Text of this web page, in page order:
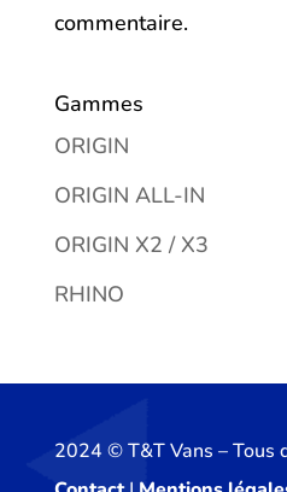
commentaire.
Gammes
ORIGIN
ORIGIN ALL-IN
ORIGIN X2 / X3
RHINO
2024 ©️ T&T Vans – Tous